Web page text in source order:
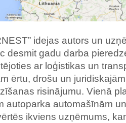
idejas autors un
desmit gadu darba
ar loģistikas un
ērtu, drošu un
risinājumu. Vienā
autoparka automašīnām
ikviens uzņēmums,